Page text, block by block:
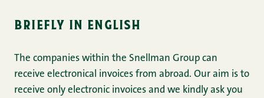
briefly in english
The companies within the Snellman Group can
receive electronical invoices from abroad. Our aim is to
receive only electronic invoices and we kindly ask you